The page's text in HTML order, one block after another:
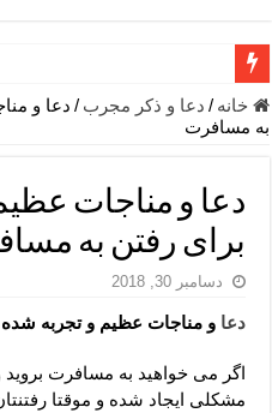
دعای جلب محبت فوری معشوق –
دعای مشکل گشا برای رفع فقر –
معجزات دعای یا من اظهر
مهم ترین اذکار الهی و فضیلت
دعا برای ترس بچه ها در خواب –
لا حول ولا قوة الا بالله برای
خانه / دعا و ذکر مجرب / دعا و
به مسافرت
دعا و مناجات
برای رفتن به
دسامبر 30, 2018
دعا و مناجات عظیم و تجربه
اگر می خواهید به مسافرت بروید
مشکلی ایجاد شده و موقتا